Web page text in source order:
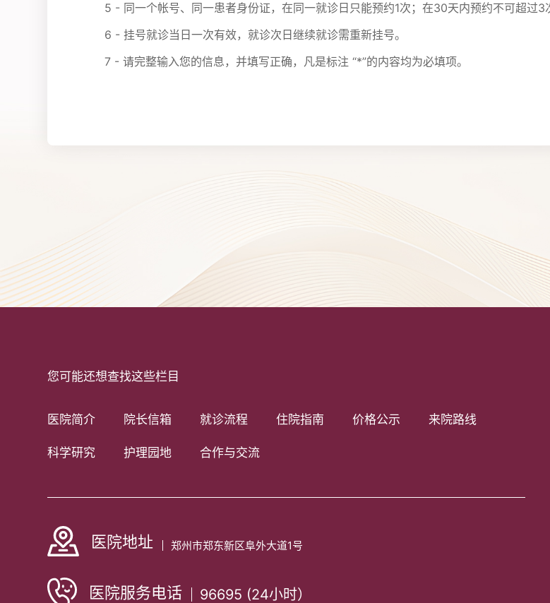
5 - 同一个帐号、同一患者身份证，在同一就诊日只能预约1次；在30天内预约不可超过3
6 - 挂号就诊当日一次有效，就诊次日继续就诊需重新挂号。
7 - 请完整输入您的信息，并填写正确，凡是标注 “*”的内容均为必填项。
您可能还想查找这些栏目
医院简介 院长信箱 就诊流程 住院指南 价格公示 来院路线
科学研究 护理园地 合作与交流
医院地址 郑州市郑东新区阜外大道1号
医院服务电话 96695 (24小时）